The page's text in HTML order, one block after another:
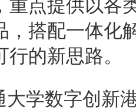
重点提供以各
，搭配一体化
的新思路。
大学数字创新